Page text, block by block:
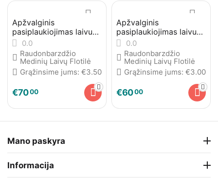
Apžvalginis
pasiplaukiojimas laivu
„Liudvikas“ Nemuno
kilpomis
0.0
Raudonbarzdžio
Medinių Laivų Flotilė
Grąžinsime jums: €3.50
€7000
Apžvalginis
pasiplaukiojimas laivu
„Albatros“ Nemuno
kilpomis
0.0
Raudonbarzdžio
Medinių Laivų Flotilė
Grąžinsime jums: €3.00
€6000
Mano paskyra
Informacija